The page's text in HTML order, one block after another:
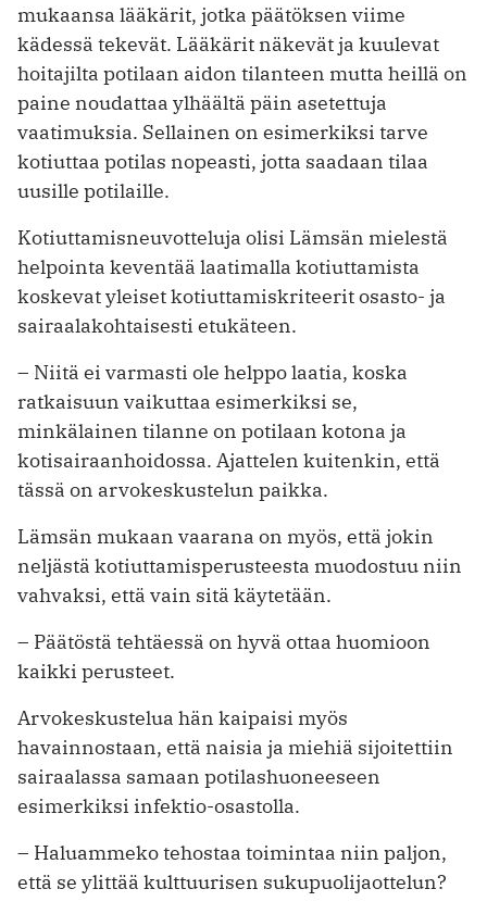
mukaansa lääkärit, jotka päätöksen viime
kädessä tekevät. Lääkärit näkevät ja kuulevat
hoitajilta potilaan aidon tilanteen mutta heillä on
paine noudattaa ylhäältä päin asetettuja
vaatimuksia. Sellainen on esimerkiksi tarve
kotiuttaa potilas nopeasti, jotta saadaan tilaa
uusille potilaille.
Kotiuttamisneuvotteluja olisi Lämsän mielestä
helpointa keventää laatimalla kotiuttamista
koskevat yleiset kotiuttamiskriteerit osasto- ja
sairaalakohtaisesti etukäteen.
– Niitä ei varmasti ole helppo laatia, koska
ratkaisuun vaikuttaa esimerkiksi se,
minkälainen tilanne on potilaan kotona ja
kotisairaanhoidossa. Ajattelen kuitenkin, että
tässä on arvokeskustelun paikka.
Lämsän mukaan vaarana on myös, että jokin
neljästä kotiuttamisperusteesta muodostuu niin
vahvaksi, että vain sitä käytetään.
– Päätöstä tehtäessä on hyvä ottaa huomioon
kaikki perusteet.
Arvokeskustelua hän kaipaisi myös
havainnostaan, että naisia ja miehiä sijoitettiin
sairaalassa samaan potilashuoneeseen
esimerkiksi infektio-osastolla.
– Haluammeko tehostaa toimintaa niin paljon,
että se ylittää kulttuurisen sukupuolijaottelun?